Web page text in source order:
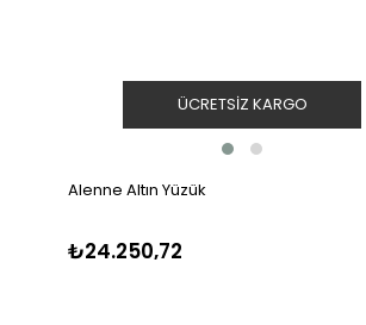
Alenne Altın Yüzük
₺24.250,72
ÜCRETSIZ KARGO